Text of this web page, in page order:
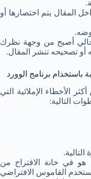
المقال يتم اختصارها أو
أصبح من وجهة نظرك
أو تصحيحه تنشر المقال.
باستخدام برنامج الوورد
الأخطاء الإملائية التي
التالية:
هو في خانة الاقتراح من
القاموس الافتراضي